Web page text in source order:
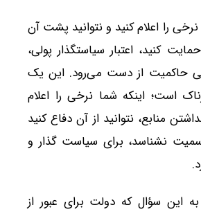
را اعلام کنید و نتوانید پشت آن
کنید، اعتبار سیاستگذار پولی،
حاکمیت از دست می‌رود. این یک
است؛ اینکه شما نرخی را اعلام
منابع، نتوانید از آن دفاع کنید
نشناسد، برای سیاست گذار و
این سؤال که دولت برای عبور از